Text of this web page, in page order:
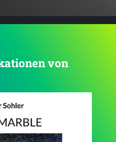
von